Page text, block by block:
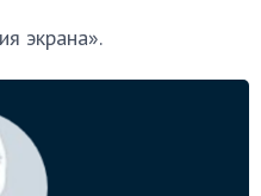
экрана».